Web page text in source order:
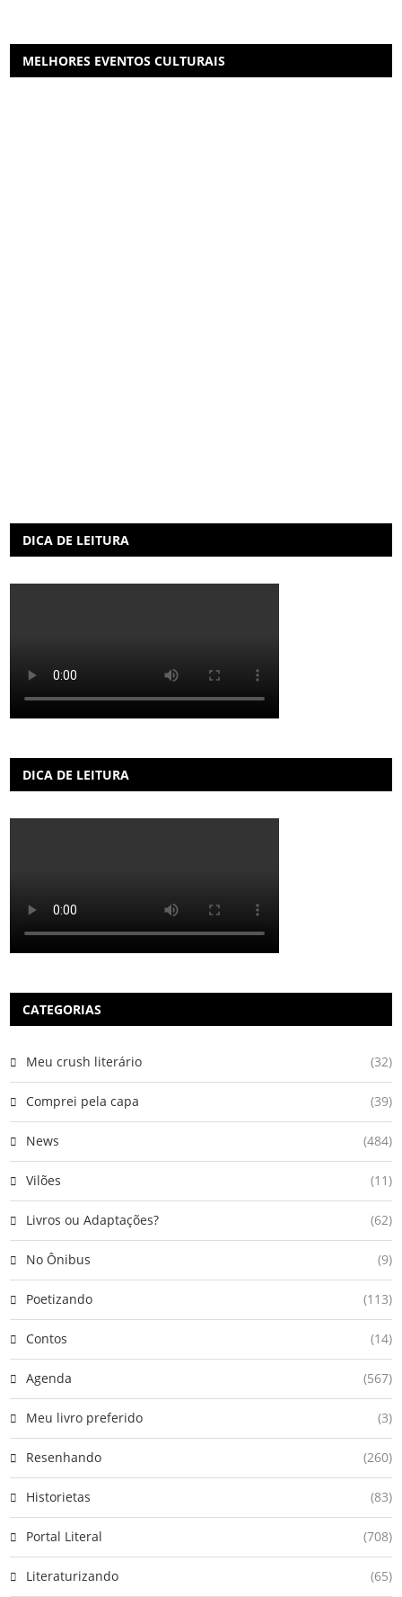
MELHORES EVENTOS CULTURAIS
DICA DE LEITURA
DICA DE LEITURA
CATEGORIAS
Meu crush literário (32)
Comprei pela capa (39)
News (484)
Vilões (11)
Livros ou Adaptações? (62)
No Ônibus (9)
Poetizando (113)
Contos (14)
Agenda (567)
Meu livro preferido (3)
Resenhando (260)
Historietas (83)
Portal Literal (708)
Literaturizando (65)